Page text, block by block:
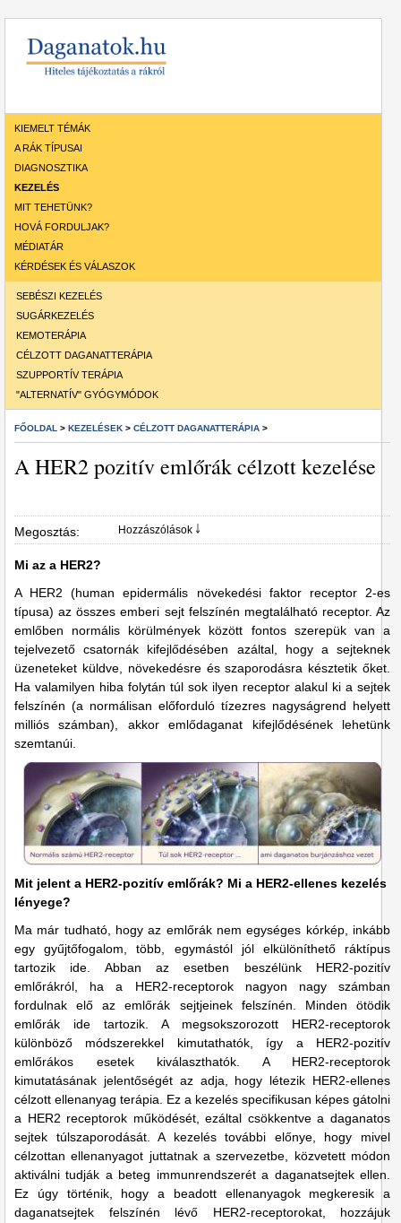
KIEMELT TÉMÁK
A RÁK TÍPUSAI
DIAGNOSZTIKA
KEZELÉS
MIT TEHETÜNK?
HOVÁ FORDULJAK?
MÉDIATÁR
KÉRDÉSEK ÉS VÁLASZOK
SEBÉSZI KEZELÉS
SUGÁRKEZELÉS
KEMOTERÁPIA
CÉLZOTT DAGANATTERÁPIA
SZUPPORTÍV TERÁPIA
"ALTERNATÍV" GYÓGYMÓDOK
FŐOLDAL > KEZELÉSEK > CÉLZOTT DAGANATTERÁPIA >
A HER2 pozitív emlőrák célzott kezelése
Megosztás: Hozzászólások ￬
Mi az a HER2?
A HER2 (human epidermális növekedési faktor receptor 2-es
típusa) az összes emberi sejt felszínén megtalálható receptor. Az
emlőben normális körülmények között fontos szerepük van a
tejelvezető csatornák kifejlődésében azáltal, hogy a sejteknek
üzeneteket küldve, növekedésre és szaporodásra késztetik őket.
Ha valamilyen hiba folytán túl sok ilyen receptor alakul ki a sejtek
felszínén (a normálisan előforduló tízezres nagyságrend helyett
milliós számban), akkor emlődaganat kifejlődésének lehetünk
szemtanúi.
Mit jelent a HER2-pozitív emlőrák? Mi a HER2-ellenes kezelés
lényege?
Ma már tudható, hogy az emlőrák nem egységes kórkép, inkább
egy gyűjtőfogalom, több, egymástól jól elkülöníthető ráktípus
tartozik ide. Abban az esetben beszélünk HER2-pozitív
emlőrákról, ha a HER2-receptorok nagyon nagy számban
fordulnak elő az emlőrák sejtjeinek felszínén. Minden ötödik
emlőrák ide tartozik. A megsokszorozott HER2-receptorok
különböző módszerekkel kimutathatók, így a HER2-pozitív
emlőrákos esetek kiválaszthatók. A HER2-receptorok
kimutatásának jelentőségét az adja, hogy létezik HER2-ellenes
célzott ellenanyag terápia. Ez a kezelés specifikusan képes gátolni
a HER2 receptorok működését, ezáltal csökkentve a daganatos
sejtek túlszaporodását. A kezelés további előnye, hogy mivel
célzottan ellenanyagot juttatnak a szervezetbe, közvetett módon
aktiválni tudják a beteg immunrendszerét a daganatsejtek ellen.
Ez úgy történik, hogy a beadott ellenanyagok megkeresik a
daganatsejtek felszínén lévő HER2-receptorokat, hozzájuk